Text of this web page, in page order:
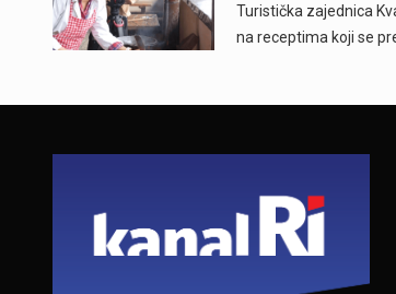
Turistička zajednica
na receptima koji se